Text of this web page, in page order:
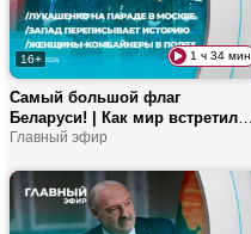
16+ 1 ч 34 мин
Самый большой флаг
Беларуси! | Как мир встретил
День Победы? | Коснется ли
цен? | Как выглядят женские
комбайны?
Главный эфир